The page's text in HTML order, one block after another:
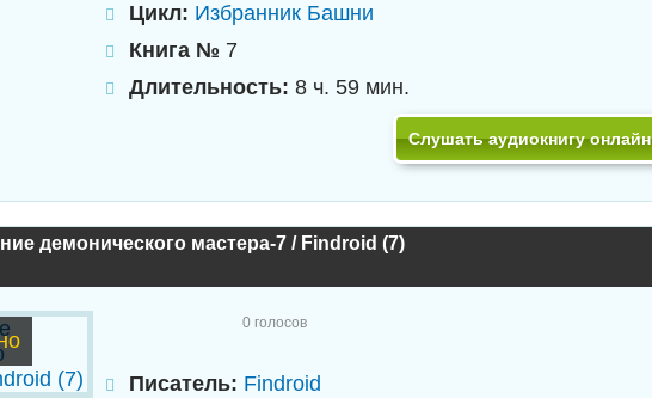
Цикл: Избранник Башни
Книга № 7
Длительность: 8 ч. 59 мин.
Слушать аудиокнигу онлайн
демонического мастера-7 / Findroid (7)
0 голосов
Писатель: Findroid